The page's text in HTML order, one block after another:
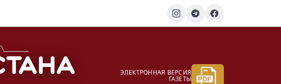
ЭЛЕКТРОННАЯ ВЕРСИЯ
ГАЗЕТЫ